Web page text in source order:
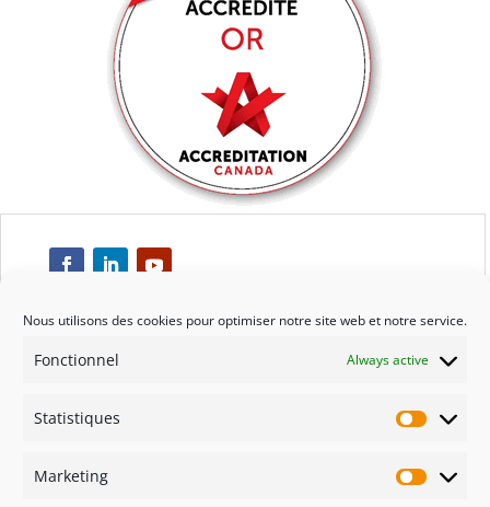
Nous utilisons des cookies pour optimiser notre site web et notre service.
Fonctionnel Always active
Statistiques
Marketing
Respect
Engagement
Qualité